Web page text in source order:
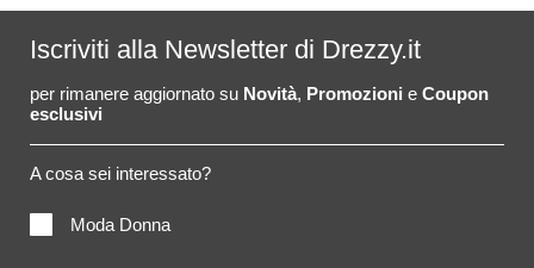
Iscriviti alla Newsletter di Drezzy.it
per rimanere aggiornato su Novità, Promozioni e Coupon
esclusivi
A cosa sei interessato?
Moda Donna